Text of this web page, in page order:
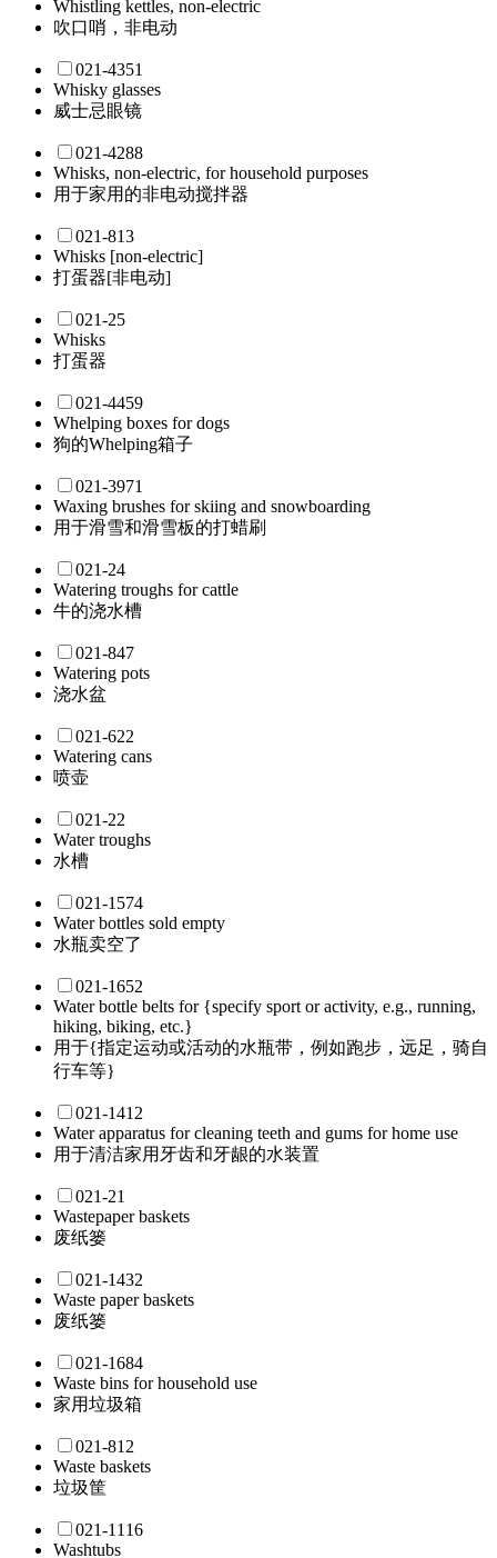
Whistling kettles, non-electric
吹口哨，非电动
021-4351
Whisky glasses
威士忌眼镜
021-4288
Whisks, non-electric, for household purposes
用于家用的非电动搅拌器
021-813
Whisks [non-electric]
打蛋器[非电动]
021-25
Whisks
打蛋器
021-4459
Whelping boxes for dogs
狗的Whelping箱子
021-3971
Waxing brushes for skiing and snowboarding
用于滑雪和滑雪板的打蜡刷
021-24
Watering troughs for cattle
牛的浇水槽
021-847
Watering pots
浇水盆
021-622
Watering cans
喷壶
021-22
Water troughs
水槽
021-1574
Water bottles sold empty
水瓶卖空了
021-1652
Water bottle belts for {specify sport or activity, e.g., running,
hiking, biking, etc.}
用于{指定运动或活动的水瓶带，例如跑步，远足，骑自
行车等}
021-1412
Water apparatus for cleaning teeth and gums for home use
用于清洁家用牙齿和牙龈的水装置
021-21
Wastepaper baskets
废纸篓
021-1432
Waste paper baskets
废纸篓
021-1684
Waste bins for household use
家用垃圾箱
021-812
Waste baskets
垃圾筐
021-1116
Washtubs